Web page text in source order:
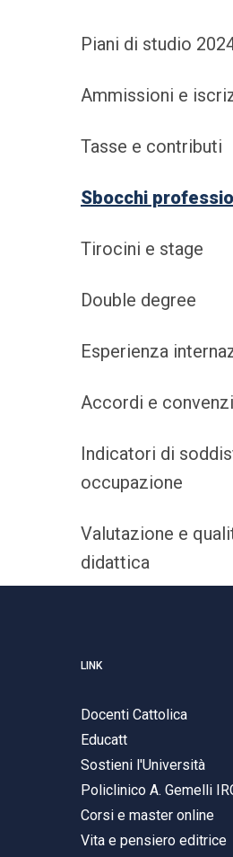
Piani di studio
Ammissioni e
Tasse e contributi
Sbocchi
Tirocini e stage
Double degree
Esperienza
Accordi e
Indicatori di
occupazione
Valutazione e
didattica
LINK
Docenti Cattolica
Educatt
Sostieni l'Università
Policlinico A. Gemelli
Corsi e master online
Vita e pensiero editrice